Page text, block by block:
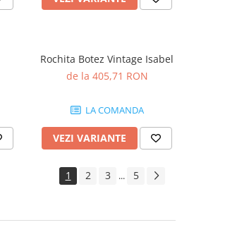
Rochita Botez Vintage Isabel
de la 405,71 RON
LA COMANDA
VEZI VARIANTE
1 2 3 ... 5